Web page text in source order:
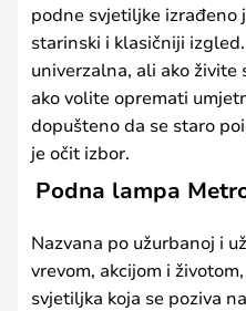
podne svjetiljke izrađeno
starinski i klasičniji
univerzalna, ali ako živite
ako volite opremati
dopušteno da se staro
je očit izbor.
Podna lampa
Nazvana po užurbanoj i
vrevom, akcijom i
svjetiljka koja se poziva